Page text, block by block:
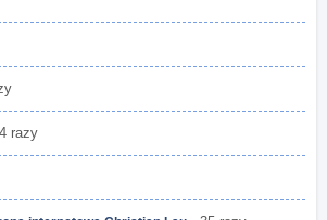
razy